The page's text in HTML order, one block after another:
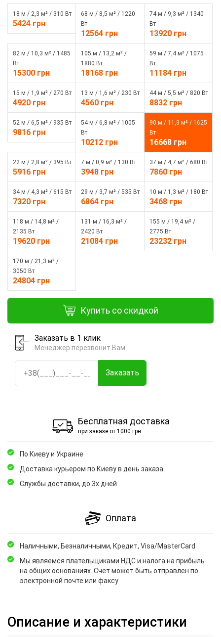
18 м / 2,3 м² / 310 Вт
5424 грн
68 м / 8,5 м² / 1220
Вт
12564 грн
74 м / 9,3 м² / 1340
Вт
13920 грн
82 м / 10,3 м² / 1485
Вт
15300 грн
105 м / 13,2 м² /
1880 Вт
18168 грн
59 м / 7,4 м² / 1075
Вт
11184 грн
15 м / 1,9 м² / 270 Вт
4920 грн
13 м / 1,6 м² / 230 Вт
4560 грн
44 м / 5,5 м² / 820 Вт
8832 грн
52 м / 6,5 м² / 935 Вт
9816 грн
54 м / 6,8 м² / 1005
Вт
10212 грн
90 м / 11,3 м² / 1625
Вт
16668 грн
22 м / 2,8 м² / 395 Вт
5916 грн
7 м / 0,9 м² / 130 Вт
3948 грн
37 м / 4,7 м² / 680 Вт
7860 грн
34 м / 4,3 м² / 615 Вт
7320 грн
29 м / 3,7 м² / 535 Вт
6864 грн
10 м / 1,3 м² / 180 Вт
3468 грн
118 м / 14,8 м² /
2135 Вт
19620 грн
131 м / 16,3 м² /
2420 Вт
21084 грн
155 м / 19,4 м² /
2775 Вт
23232 грн
170 м / 21,3 м² /
3050 Вт
24804 грн
Купить со скидкой
Заказать в 1 клик
Менеджер перезвонит Вам
Заказать
Бесплатная доставка
при заказе от 1000 грн
По Киеву и Украине
Доставка курьером по Киеву в день заказа
Службы доставки, до 3х дней
Оплата
Наличными, Безналичными, Кредит, Visa/MasterCard
Мы являемся плательщиками НДС и налога на прибыль
на общих основаниях. Счет может быть отправлен по
электронной почте или факсу
Описание и характеристики